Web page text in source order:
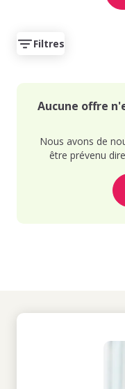
Filtres
Aucune offre
Nous avons de
être prévenu